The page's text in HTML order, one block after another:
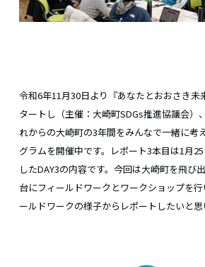
令和6年11月30日より『あなたとおおさき未
タートし（主催：大崎町SDGs推進協議会）
れからの大崎町の3年間をみんなで一緒に考
グラムを開催中です。レポート3本目は1月
したDAY3の内容です。今回は大崎町を飛び
台にフィールドワークとワークショップを
ールドワークの様子からレポートしたいと思